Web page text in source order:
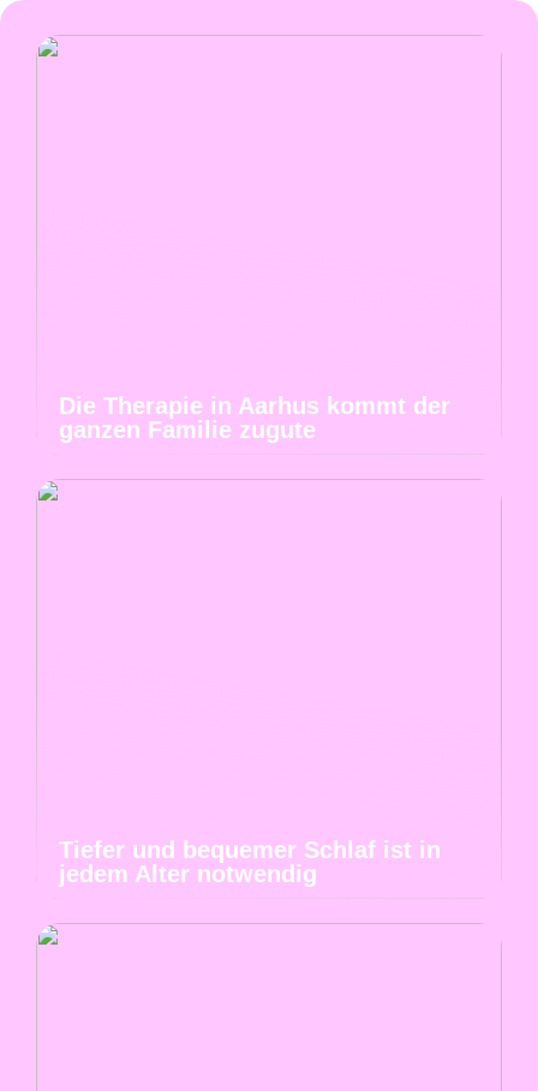
Die Therapie in Aarhus kommt der
ganzen Familie zugute
Tiefer und bequemer Schlaf ist in
jedem Alter notwendig